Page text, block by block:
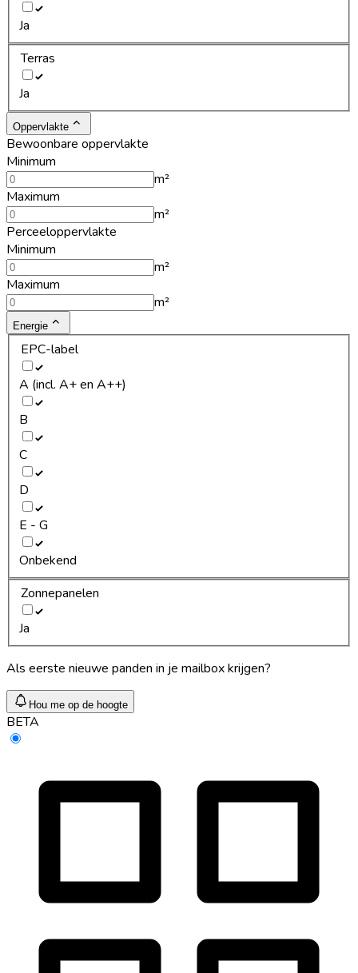
Ja
Terras
Ja
Oppervlakte
Bewoonbare oppervlakte
Minimum
m²
Maximum
m²
Perceeloppervlakte
Minimum
m²
Maximum
m²
Energie
EPC-label
A (incl. A+ en A++)
B
C
D
E - G
Onbekend
Zonnepanelen
Ja
Als eerste nieuwe panden in je mailbox krijgen?
Hou me op de hoogte
BETA